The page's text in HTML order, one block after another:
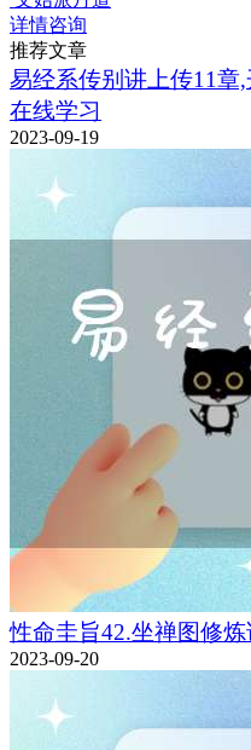
详情咨询
推荐文章
易经系传别讲上传11章,
在线学习
2023-09-19
性命圭旨42.坐禅图修
2023-09-20